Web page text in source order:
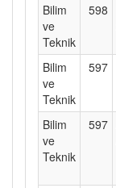
Bilim
ve
Teknik
598
Bilim
ve
Teknik
597
Bilim
ve
Teknik
597